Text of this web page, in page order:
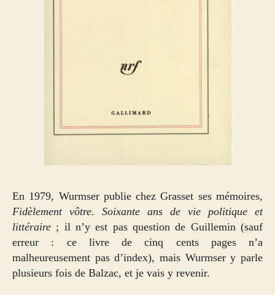
En 1979, Wurmser publie chez Grasset ses mémoires,
Fidèlement vôtre. Soixante ans de vie politique et
littéraire ; il n’y est pas question de Guillemin (sauf
erreur : ce livre de cinq cents pages n’a
malheureusement pas d’index), mais Wurmser y parle
plusieurs fois de Balzac, et je vais y revenir.